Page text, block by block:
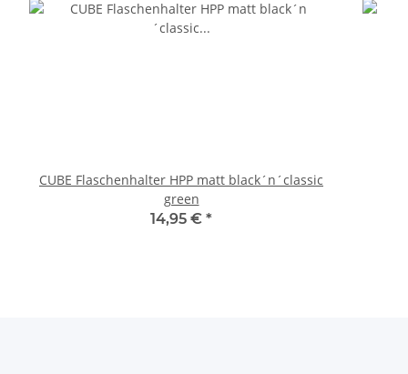
CUBE Flaschenhalter HPP matt black´n´classic
green
14,95 € *